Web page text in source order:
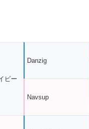
ビー
Danzig
Navsup